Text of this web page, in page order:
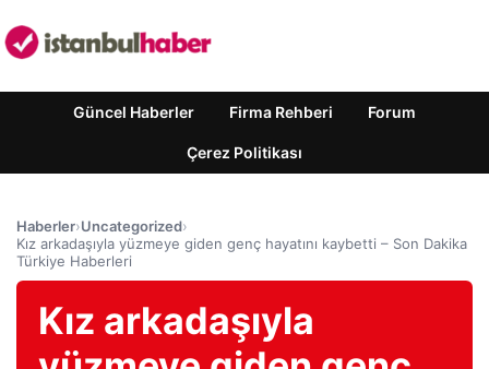
Güncel Haberler Firma Rehberi Forum
Çerez Politikası
Haberler›Uncategorized›
Kız arkadaşıyla yüzmeye giden genç hayatını kaybetti – Son Dakika
Türkiye Haberleri
Kız arkadaşıyla